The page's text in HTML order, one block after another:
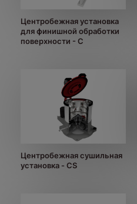
Центробежная установка
для финишной обработки
поверхности - С
Центробежная сушильная
установка - CS